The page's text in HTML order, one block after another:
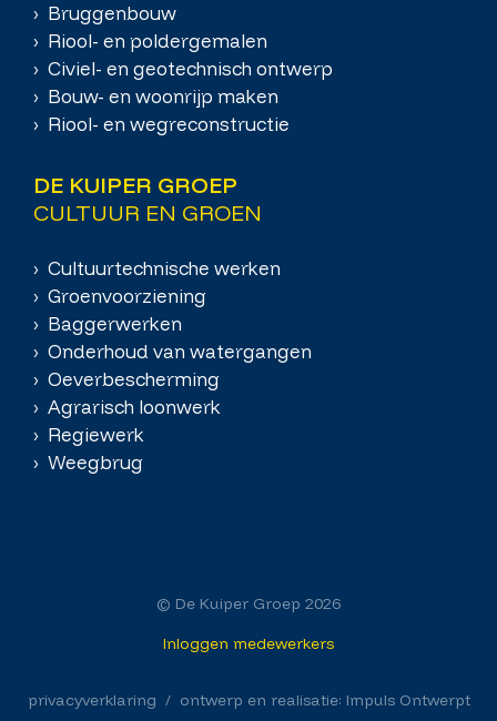
› Bruggenbouw
› Riool- en poldergemalen
› Civiel- en geotechnisch ontwerp
› Bouw- en woonrijp maken
› Riool- en wegreconstructie
DE KUIPER GROEP
CULTUUR EN GROEN
› Cultuurtechnische werken
› Groenvoorziening
› Baggerwerken
› Onderhoud van watergangen
› Oeverbescherming
› Agrarisch loonwerk
› Regiewerk
› Weegbrug
© De Kuiper Groep 2026
Inloggen medewerkers
privacyverklaring / ontwerp en realisatie: Impuls Ontwerpt